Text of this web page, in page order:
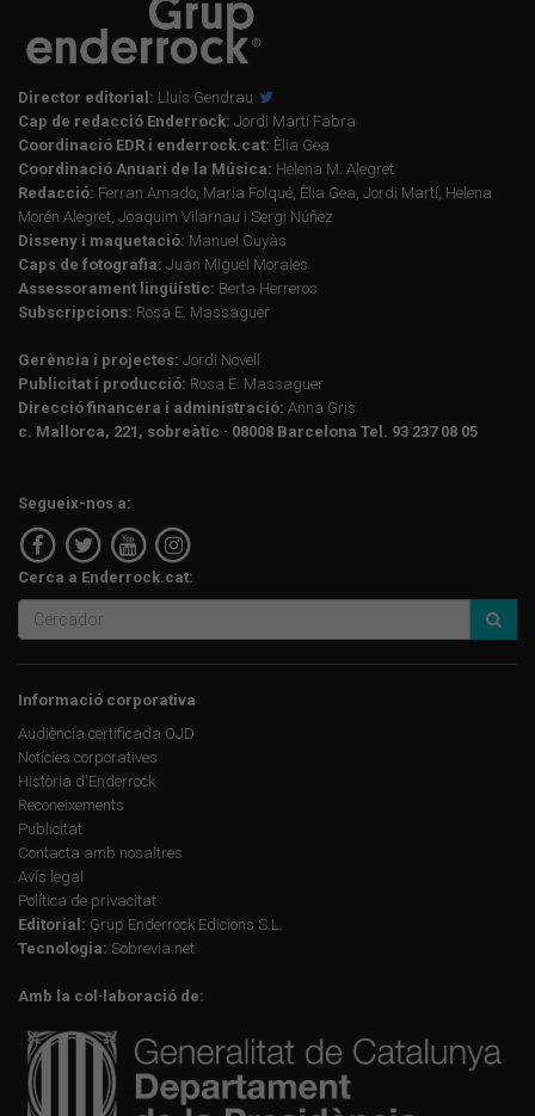
Director editorial: Lluís Gendrau
Cap de redacció Enderrock: Jordi Martí Fabra
Coordinació EDR i enderrock.cat: Èlia Gea
Coordinació Anuari de la Música: Helena M. Alegret
Redacció: Ferran Amado, Maria Folqué, Èlia Gea, Jordi Martí, Helena
Morén Alegret, Joaquim Vilarnau i Sergi Núñez
Disseny i maquetació: Manuel Cuyàs
Caps de fotografia: Juan Miguel Morales
Assessorament lingüístic: Berta Herreros
Subscripcions: Rosa E. Massaguer
Gerència i projectes: Jordi Novell
Publicitat i producció: Rosa E. Massaguer
Direcció financera i administració: Anna Gris
c. Mallorca, 221, sobreàtic · 08008 Barcelona Tel. 93 237 08 05
Segueix-nos a:
Cerca a Enderrock.cat:
Informació corporativa
Audiència certificada OJD
Notícies corporatives
Història d'Enderrock
Reconeixements
Publicitat
Contacta amb nosaltres
Avís legal
Política de privacitat
Editorial: Grup Enderrock Edicions S.L.
Tecnologia: Sobrevia.net
Amb la col·laboració de: